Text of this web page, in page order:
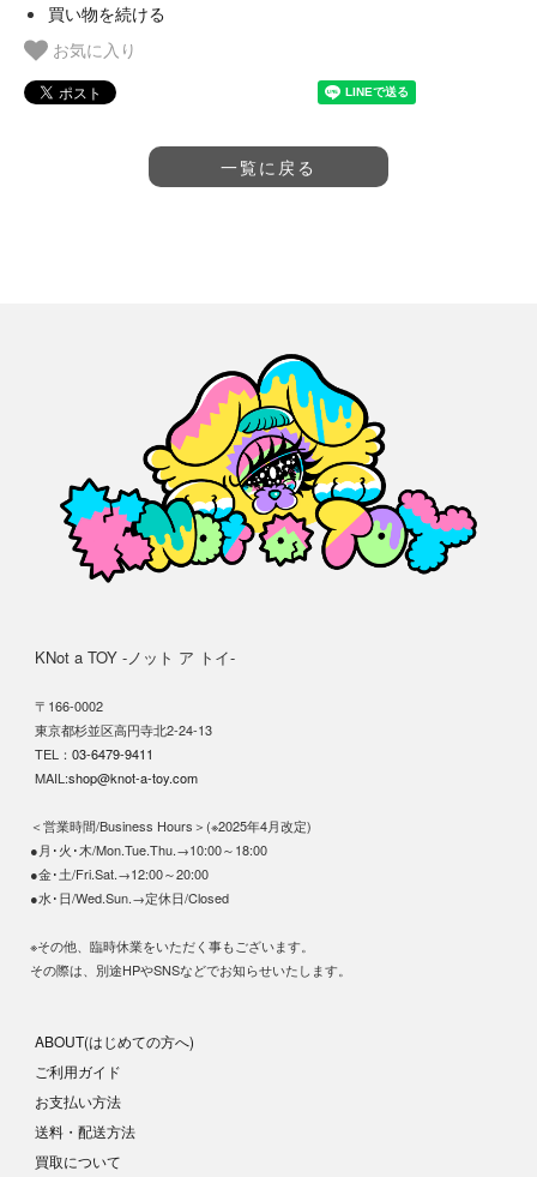
買い物を続ける
お気に入り
一覧に戻る
KNot a TOY -ノット ア トイ-
〒166-0002
東京都杉並区高円寺北2-24-13
TEL： 03-6479-9411
MAIL:shop@knot-a-toy.com
＜営業時間/Business Hours＞(※2025年4月改定)
●月･火･木/Mon.Tue.Thu.→10:00～18:00
●金･土/Fri.Sat.→12:00～20:00
●水･日/Wed.Sun.→定休日/Closed
※その他、臨時休業をいただく事もございます。
その際は、別途HPやSNSなどでお知らせいたします。
ABOUT(はじめての方へ)
ご利用ガイド
お支払い方法
送料・配送方法
買取について